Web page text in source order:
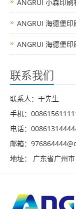
ANGRUI 小森印刷
ANGRUI 海德堡印
ANGRUI 海德堡
联系我们
联系人：于先生
手机：
电话：
邮箱：
地址： 广东省广州